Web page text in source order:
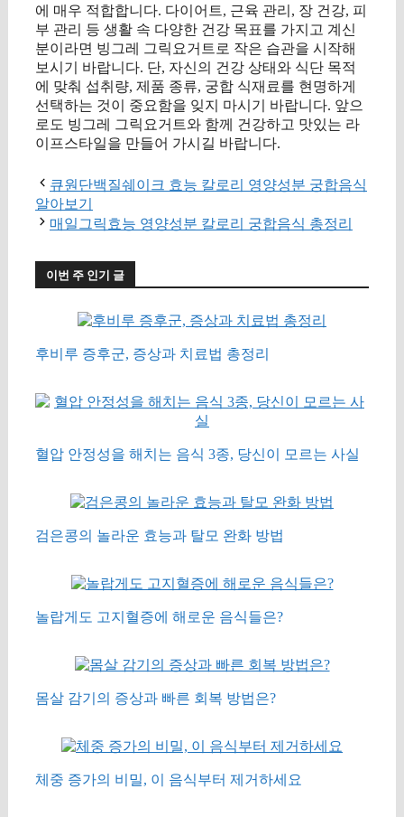
에 매우 적합합니다. 다이어트, 근육 관리, 장 건강, 피
부 관리 등 생활 속 다양한 건강 목표를 가지고 계신
분이라면 빙그레 그릭요거트로 작은 습관을 시작해
보시기 바랍니다. 단, 자신의 건강 상태와 식단 목적
에 맞춰 섭취량, 제품 종류, 궁합 식재료를 현명하게
선택하는 것이 중요함을 잊지 마시기 바랍니다. 앞으
로도 빙그레 그릭요거트와 함께 건강하고 맛있는 라
이프스타일을 만들어 가시길 바랍니다.
큐원단백질쉐이크 효능 칼로리 영양성분 궁합음식
알아보기
매일그릭효능 영양성분 칼로리 궁합음식 총정리
이번 주 인기 글
후비루 증후군, 증상과 치료법 총정리
혈압 안정성을 해치는 음식 3종, 당신이 모르는 사실
검은콩의 놀라운 효능과 탈모 완화 방법
놀랍게도 고지혈증에 해로운 음식들은?
몸살 감기의 증상과 빠른 회복 방법은?
체중 증가의 비밀, 이 음식부터 제거하세요